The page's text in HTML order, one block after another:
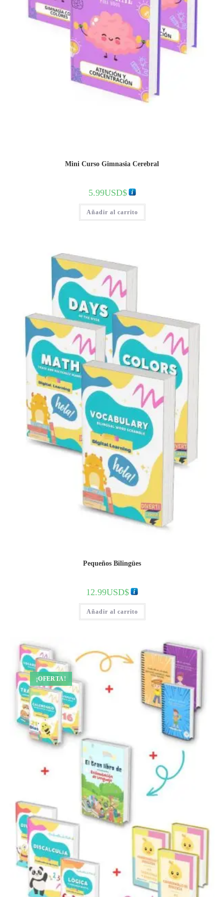
Mini Curso Gimnasia Cerebral
5.99USD$
Añadir al carrito
Pequeños Bilingües
12.99USD$
Añadir al carrito
¡OFERTA!